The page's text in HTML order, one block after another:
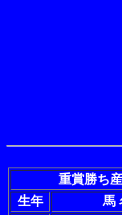
重賞勝ち
生年
馬